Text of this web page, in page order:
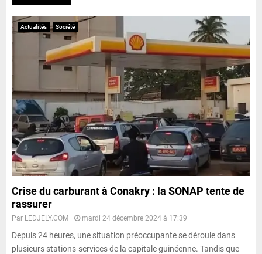
Actualités Société
Crise du carburant à Conakry : la SONAP tente de
rassurer
Par LEDJELY.COM mardi 24 décembre 2024 à 17:39
Depuis 24 heures, une situation préoccupante se déroule dans
plusieurs stations-services de la capitale guinéenne. Tandis que